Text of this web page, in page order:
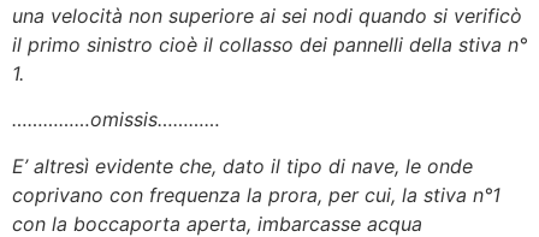
una velocità non superiore ai sei nodi quando si verificò
il primo sinistro cioè il collasso dei pannelli della stiva n°
1.
……………omissis…………
E’ altresì evidente che, dato il tipo di nave, le onde
coprivano con frequenza la prora, per cui, la stiva n°1
con la boccaporta aperta, imbarcasse acqua